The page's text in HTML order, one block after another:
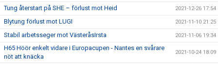
Tung återstart på SHE – förlust mot Heid 2021-12-26 17:54
Blytung förlust mot LUGI 2021-11-10 21:25
Stabil arbetsseger mot VästeråsIrsta 2021-11-06 19:34
H65 Höör enkelt vidare i Europacupen - Nantes en svårare
nöt att knäcka
2021-10-24 18:09